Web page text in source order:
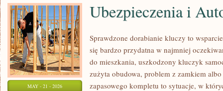
MAY - 21 - 2026
Ubezpieczenia i
Sprawdzone dorabianie kluczy to
się bardzo przydatna w najmniej
do mieszkania, uszkodzony kluczyk
zużyta obudowa, problem z zamkiem
zapasowego kompletu to sytuacje, w